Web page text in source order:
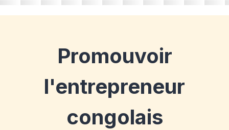
Promouvoir
l'entrepreneur
congolais